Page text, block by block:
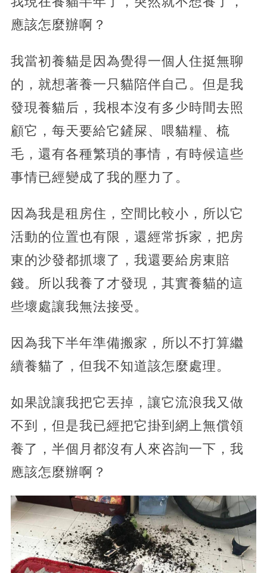
應該怎麼辦啊？
我當初養貓是因為覺得一個人住挺無聊
的，就想著養一只貓陪伴自己。但是我
發現養貓后，我根本沒有多少時間去照
顧它，每天要給它鏟屎、喂貓糧、梳
毛，還有各種繁瑣的事情，有時候這些
事情已經變成了我的壓力了。
因為我是租房住，空間比較小，所以它
活動的位置也有限，還經常拆家，把房
東的沙發都抓壞了，我還要給房東賠
錢。所以我養了才發現，其實養貓的這
些壞處讓我無法接受。
因為我下半年準備搬家，所以不打算繼
續養貓了，但我不知道該怎麼處理。
如果說讓我把它丟掉，讓它流浪我又做
不到，但是我已經把它掛到網上無償領
養了，半個月都沒有人來咨詢一下，我
應該怎麼辦啊？